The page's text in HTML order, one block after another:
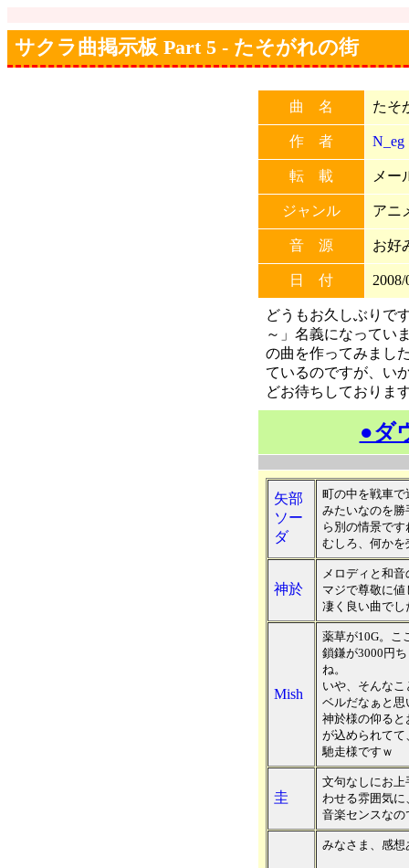
サクラ曲掲示板 Part 5 - たそがれの街
曲 名 たそ
作 者 N_eg
転 載 メー
ジャンル アニ
音 源 お好
日 付
どうもお久しぶりで
～」名義になってい
の曲を作ってみまし
ているのですが、い
どお待ちしておりま
●ダ
矢部
ソー
ダ
町の中を戦車
みたいなのを
ら別の情景です
むしろ、何か
神於
メロディと和
マジで尊敬に値
凄く良い曲でし
Mish
薬草が10G。こ
鎖鎌が3000円
ね。
いや、そんな
ベルだなぁと思
神於様の仰る
が込められて
馳走様ですｗ
圭
文句なしにお
わせる雰囲気
音楽センスなの
みなさま、感